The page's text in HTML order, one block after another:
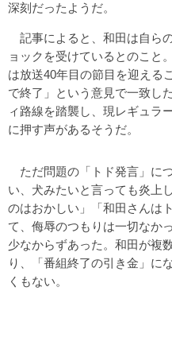
深刻だったようだ。
記事によると、和田は自ら
ョックを受けているとのこと
は放送40年目の節目を迎える
で終了」という意見で一致し
ィ路線を踏襲し、現レギュラ
に押す声があるそうだ。
ただ問題の「トド発言」に
い、犬みたいと言っても炎上
のはおかしい」「和田さんは
て、侮辱のつもりは一切なか
少なからずあった。和田が複
り、「番組終了の引き金」に
くもない。